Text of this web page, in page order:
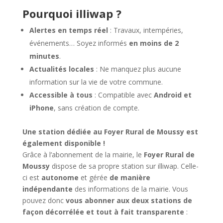
Pourquoi illiwap ?
Alertes en temps réel : Travaux, intempéries,
événements… Soyez informés en moins de 2
minutes.
Actualités locales : Ne manquez plus aucune
information sur la vie de votre commune.
Accessible à tous : Compatible avec Android et
iPhone, sans création de compte.
Une station dédiée au Foyer Rural de Moussy est
également disponible !
Grâce à l’abonnement de la mairie, le Foyer Rural de
Moussydispose de sa propre station sur illiwap. Celle-
ci est autonome et gérée de manière
indépendante des informations de la mairie. Vous
pouvez donc vous abonner aux deux stations de
façon décorrélée et tout à fait transparente :